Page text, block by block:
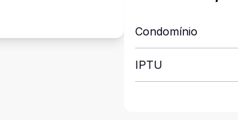
Condomínio
IPTU